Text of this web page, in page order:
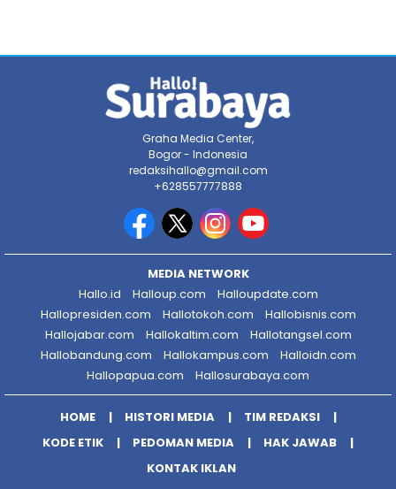
Graha Media Center,
Bogor - Indonesia
redaksihallo@gmail.com
+628557777888
MEDIA NETWORK
Hallo.id
Halloup.com
Halloupdate.com
Hallopresiden.com
Hallotokoh.com
Hallobisnis.com
Hallojabar.com
Hallokaltim.com
Hallotangsel.com
Hallobandung.com
Hallokampus.com
Halloidn.com
Hallopapua.com
Hallosurabaya.com
HOME HISTORI MEDIA
TIM REDAKSI
KODE ETIK
PEDOMAN MEDIA
HAK JAWAB
KONTAK IKLAN